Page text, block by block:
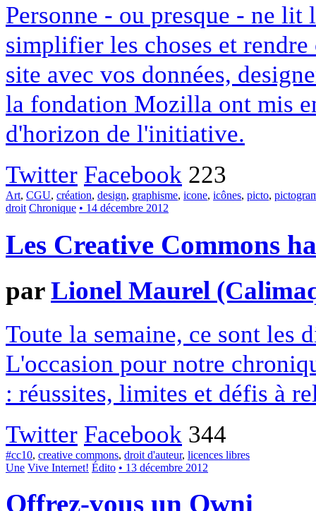
Personne - ou presque - ne
simplifier les choses et
site avec vos données,
la fondation Mozilla ont mis
d'horizon de l'initiative.
Twitter Facebook 223
Art, CGU, création, design, graphisme, icone, icônes, picto,
droit Chronique • 14 décembre 2012
Les Creative Commons
parLionel Maurel
Toute la semaine, ce sont les
L'occasion pour notre
: réussites, limites et défis à
Twitter Facebook 344
#cc10, creative commons, droit d'auteur, licences libres
Une Vive Internet! Édito • 13 décembre 2012
Offrez-vous un Owni